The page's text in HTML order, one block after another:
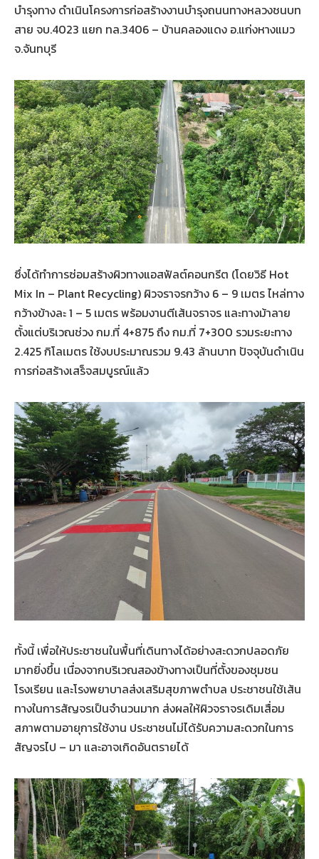
บำรุงทาง ดำเนินโครงการก่อสร้างงานบำรุงถนนทางหลวงชนบท
สาย จบ.4023 แยก ทล.3406 – บ้านคลองแดง อ.แก่งหางแมว
จ.จันทบุรี
ซึ่งได้ทำการซ่อมสร้างผิวทางแอสฟัลต์คอนกรีต (โดยวิธี Hot
Mix In – Plant Recycling) ผิวจราจรกว้าง 6 – 9 เมตร ไหล่ทาง
กว้างข้างละ 1 – 5 เมตร พร้อมงานตีเส้นจราจร และทางม้าลาย
ตั้งแต่บริเวณช่วง กม.ที่ 4+875 ถึง กม.ที่ 7+300 รวมระยะทาง
2.425 กิโลเมตร ใช้งบประมาณรวม 9.43 ล้านบาท ปัจจุบันดำเนิน
การก่อสร้างเสร็จสมบูรณ์แล้ว
ทั้งนี้ เพื่อให้ประชาชนในพื้นที่เดินทางได้อย่างสะดวกปลอดภัย
มากยิ่งขึ้น เนื่องจากบริเวณสองข้างทางเป็นที่ตั้งของชุมชน
โรงเรียน และโรงพยาบาลส่งเสริมสุขภาพตำบล ประชาชนใช้เส้น
ทางในการสัญจรเป็นจำนวนมาก ส่งผลให้ผิวจราจรเดิมเสื่อม
สภาพตามอายุการใช้งาน ประชาชนไม่ได้รับความสะดวกในการ
สัญจรไป – มา และอาจเกิดอันตรายได้